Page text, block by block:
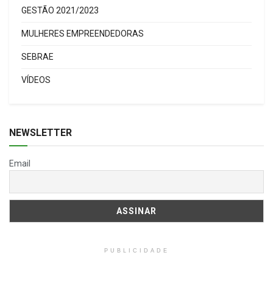
GESTÃO 2021/2023
MULHERES EMPREENDEDORAS
SEBRAE
VÍDEOS
NEWSLETTER
Email
PUBLICIDADE